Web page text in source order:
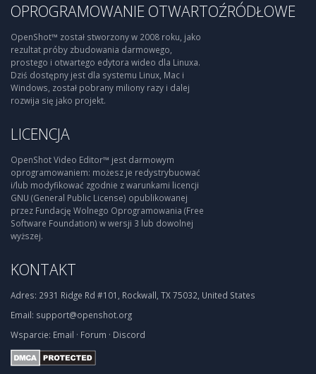
OPROGRAMOWANIE OTWARTOŹRÓDŁOWE
OpenShot™ został stworzony w 2008 roku, jako
rezultat próby zbudowania darmowego,
prostego i otwartego edytora wideo dla Linuxa.
Dziś dostępny jest dla systemu Linux, Mac i
Windows, został pobrany miliony razy i dalej
rozwija się jako projekt.
LICENCJA
OpenShot Video Editor™ jest darmowym
oprogramowaniem: możesz je redystrybuować
i/lub modyfikować zgodnie z warunkami licencji
GNU (General Public License) opublikowanej
przez Fundację Wolnego Oprogramowania (Free
Software Foundation) w wersji 3 lub dowolnej
wyższej.
KONTAKT
Adres: 2931 Ridge Rd #101, Rockwall, TX 75032, United States
Email: support@openshot.org
Wsparcie: Email · Forum · Discord